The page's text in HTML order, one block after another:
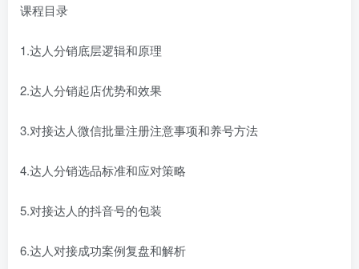
课程目录
1.达人分销底层逻辑和原理
2.达人分销起店优势和效果
3.对接达人微信批量注册注意事项和养号方法
4.达人分销选品标准和应对策略
5.对接达人的抖音号的包装
6.达人对接成功案例复盘和解析